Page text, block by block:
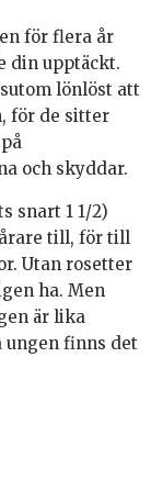
för flera år
din upptäckt.
lönlöst att
för de sitter
och skyddar.
snart 1 1/2)
till, för till
Utan rosetter
ha. Men
är lika
finns det